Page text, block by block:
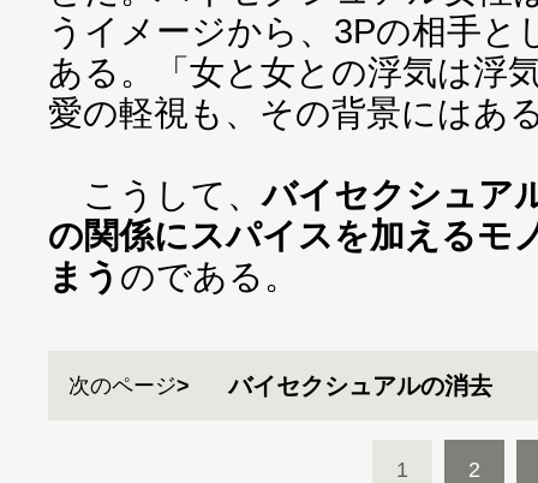
うイメージから、3Pの相手と
ある。「女と女との浮気は浮
愛の軽視も、その背景にはあ
こうして、バイセクシュア
の関係にスパイスを加えるモ
まう のである。
次のページ バイセクシュアルの消去
1 2